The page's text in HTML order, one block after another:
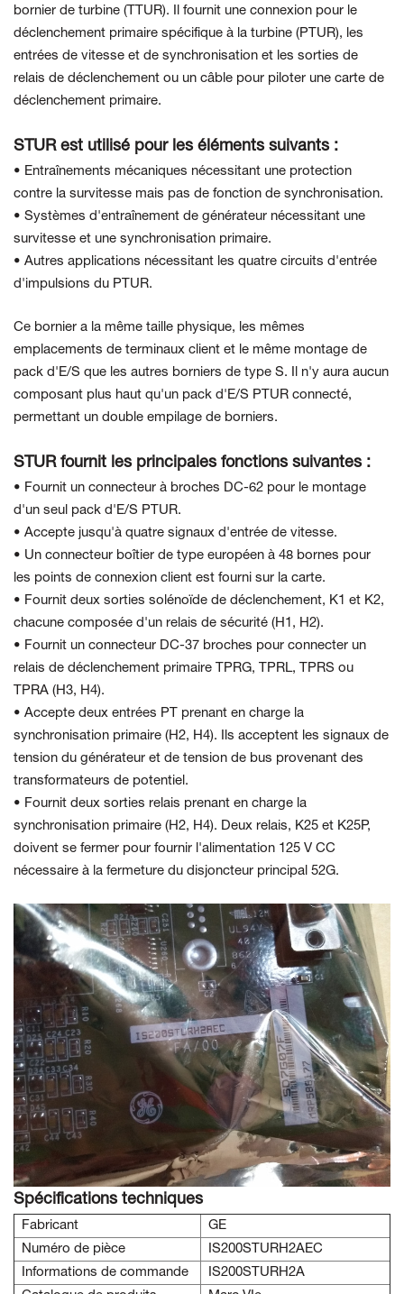
bornier de turbine (TTUR). Il fournit une connexion pour le
déclenchement primaire spécifique à la turbine (PTUR), les
entrées de vitesse et de synchronisation et les sorties de
relais de déclenchement ou un câble pour piloter une carte de
déclenchement primaire.
STUR est utilisé pour les éléments suivants :
• Entraînements mécaniques nécessitant une protection
contre la survitesse mais pas de fonction de synchronisation.
• Systèmes d'entraînement de générateur nécessitant une
survitesse et une synchronisation primaire.
• Autres applications nécessitant les quatre circuits d'entrée
d'impulsions du PTUR.
Ce bornier a la même taille physique, les mêmes
emplacements de terminaux client et le même montage de
pack d'E/S que les autres borniers de type S. Il n'y aura aucun
composant plus haut qu'un pack d'E/S PTUR connecté,
permettant un double empilage de borniers.
STUR fournit les principales fonctions suivantes :
• Fournit un connecteur à broches DC-62 pour le montage
d'un seul pack d'E/S PTUR.
• Accepte jusqu'à quatre signaux d'entrée de vitesse.
• Un connecteur boîtier de type européen à 48 bornes pour
les points de connexion client est fourni sur la carte.
• Fournit deux sorties solénoïde de déclenchement, K1 et K2,
chacune composée d'un relais de sécurité (H1, H2).
• Fournit un connecteur DC-37 broches pour connecter un
relais de déclenchement primaire TPRG, TPRL, TPRS ou
TPRA (H3, H4).
• Accepte deux entrées PT prenant en charge la
synchronisation primaire (H2, H4). Ils acceptent les signaux de
tension du générateur et de tension de bus provenant des
transformateurs de potentiel.
• Fournit deux sorties relais prenant en charge la
synchronisation primaire (H2, H4). Deux relais, K25 et K25P,
doivent se fermer pour fournir l'alimentation 125 V CC
nécessaire à la fermeture du disjoncteur principal 52G.
Spécifications techniques
Fabricant
GE
Numéro de pièce
IS200STURH2AEC
Informations de commande
IS200STURH2A